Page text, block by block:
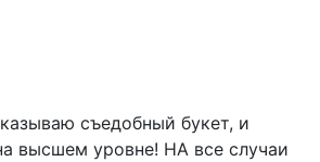
съедобный букет, и
высшем уровне! НА все случаи